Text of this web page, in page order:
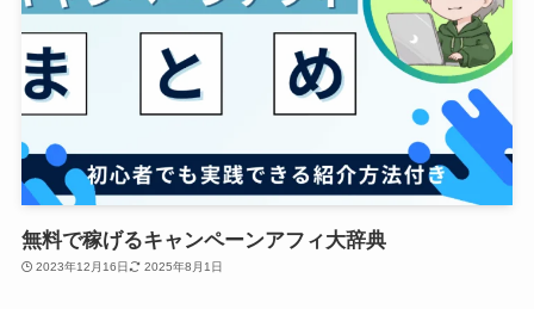
無料で稼げるキャンペーンアフィ大辞典
2023年12月16日 2025年8月1日